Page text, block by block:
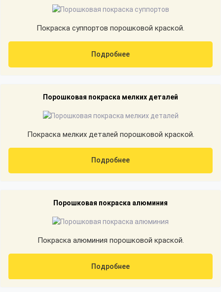
Покраска суппортов порошковой краской.
Подробнее
Порошковая покраска мелких деталей
Покраска мелких деталей порошковой краской.
Подробнее
Порошковая покраска алюминия
Покраска алюминия порошковой краской.
Подробнее